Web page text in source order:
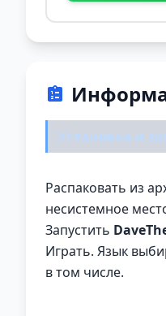
Установка и
Распаковать из
несистемное
Запустить
Играть. Язык
в том числе.